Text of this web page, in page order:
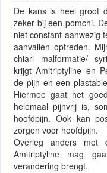
De kans is heel groot
zeker bij een pomchi.
niet constant aanwezig
aanvallen optreden.
chiari malformatie/
krijgt Amitriptyline en
de pijn en een
Hiermee gaat het
helemaal pijnvrij is,
hoofdpijn. Ook kan
zorgen voor hoofdpijn.
Overleg anders met
Amitriptyline mag
verandering brengt.